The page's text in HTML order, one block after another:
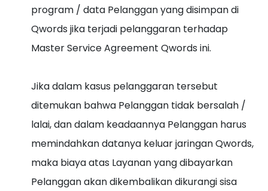
program / data Pelanggan yang disimpan di
Qwords jika terjadi pelanggaran terhadap
Master Service Agreement Qwords ini.
Jika dalam kasus pelanggaran tersebut
ditemukan bahwa Pelanggan tidak bersalah /
lalai, dan dalam keadaannya Pelanggan harus
memindahkan datanya keluar jaringan Qwords,
maka biaya atas Layanan yang dibayarkan
Pelanggan akan dikembalikan dikurangi sisa